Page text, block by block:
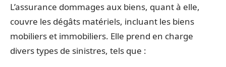
L’assurance dommages aux biens, quant à elle,
couvre les dégâts matériels, incluant les biens
mobiliers et immobiliers. Elle prend en charge
divers types de sinistres, tels que :